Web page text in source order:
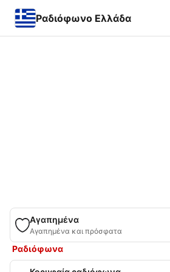
Ραδιόφωνο Ελλάδα
Αγαπημένα
Αγαπημένα και πρόσφατα
Ραδιόφωνα